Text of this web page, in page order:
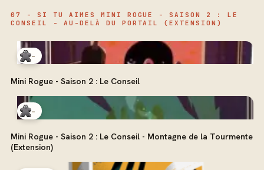
07 - SI TU AIMES MINI ROGUE - SAISON 2 : LE
CONSEIL - AU-DELÀ DU PORTAIL (EXTENSION)
-
Mini Rogue - Saison 2 : Le Conseil
-
Mini Rogue - Saison 2 : Le Conseil - Montagne de la Tourmente
(Extension)